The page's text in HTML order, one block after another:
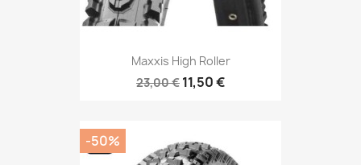
Maxxis High Roller
23,00 € 11,50 €
-50%